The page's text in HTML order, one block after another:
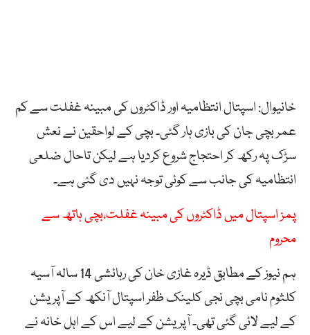
خانیوال: اسپتال انتظامیہ اور ڈاکٹروں کی مبینہ غفلت سے کم
عمر بچی جان کی بازی ہار گئی۔ بچی کے لواحقین نے نعش
سڑک پہ رکھ کر احتجاج شروع کردیا ہے لیکن تاحال ضلعی
انتظامیہ کی جانب سے کوئی توجہ نہیں دی گئی ہے۔
پمز اسپتال میں ڈاکٹروں کی مبینہ غفلت،بچی ہاتھ سے
محروم
ہم نیوز کے مطابق ڈیرہ غازی خان کی رہائشی 14 سالہ آسیہ
کلثوم نامی بچی نجی کلینک ظفر اسپتال آنکھ کے آپریشن
کے لیے لائی گئی تھی۔ آپریشن کے لیے اس کے اہل خانہ نے